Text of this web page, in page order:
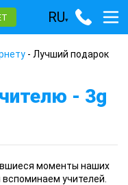
RU▾
- Лучший подарок
- 3g
моменты наших
учителей.